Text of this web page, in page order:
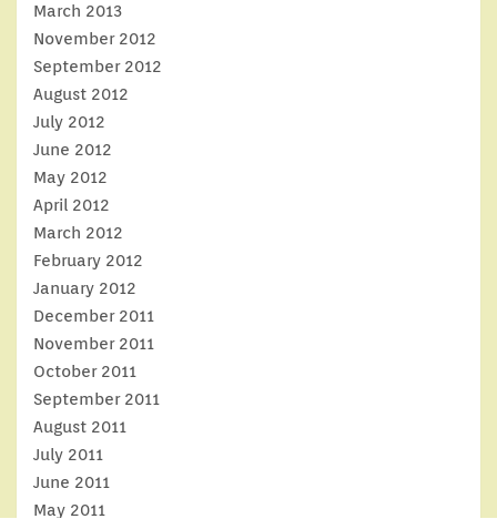
March 2013
November 2012
September 2012
August 2012
July 2012
June 2012
May 2012
April 2012
March 2012
February 2012
January 2012
December 2011
November 2011
October 2011
September 2011
August 2011
July 2011
June 2011
May 2011